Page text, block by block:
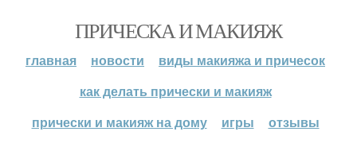
ПРИЧЕСКА И МАКИЯЖ
главная новости
виды макияжа и причесок
как делать прически и макияж
прически и макияж на дому
игры отзывы